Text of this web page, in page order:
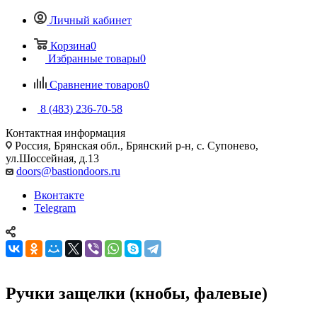
Личный кабинет
Корзина0
Избранные товары0
Сравнение товаров0
8 (483) 236-70-58
Контактная информация
Россия, Брянская обл., Брянский р-н, с. Супонево,
ул.Шоссейная, д.13
doors@bastiondoors.ru
Вконтакте
Telegram
Ручки защелки (кнобы, фалевые)